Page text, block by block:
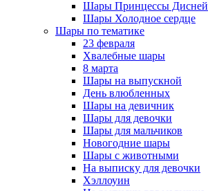
Шары Принцессы Дисней
Шары Холодное сердце
Шары по тематике
23 февраля
Хвалебные шары
8 марта
Шары на выпускной
День влюбленных
Шары на девичник
Шары для девочки
Шары для мальчиков
Новогодние шары
Шары с животными
На выписку для девочки
Хэллоуин